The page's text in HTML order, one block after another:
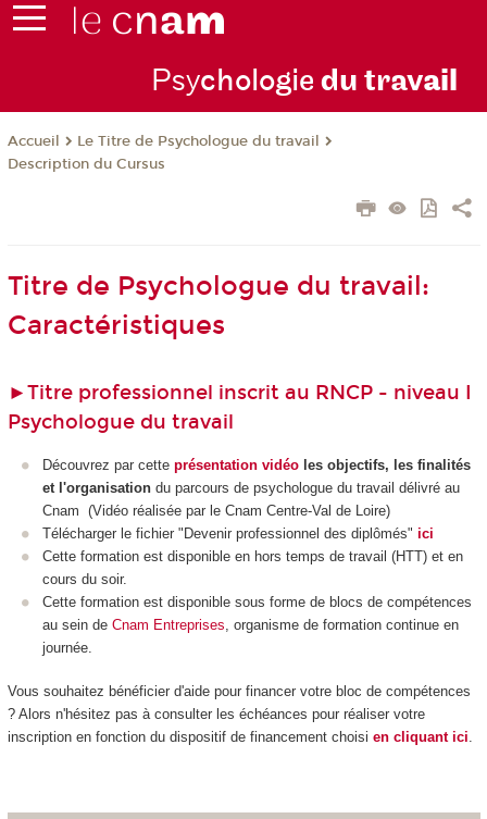
Psychologie du travail
Accueil
Le Titre de Psychologue du travail
Description du Cursus
Titre de Psychologue du travail:
Caractéristiques
►Titre professionnel inscrit au RNCP - niveau I
Psychologue du travail
Découvrez par cette présentation vidéo les objectifs, les finalités
et l'organisation du parcours de psychologue du travail délivré au
Cnam (Vidéo réalisée par le Cnam Centre-Val de Loire)
Télécharger le fichier "Devenir professionnel des diplômés" ici
Cette formation est disponible en hors temps de travail (HTT) et en
cours du soir.
Cette formation est disponible sous forme de blocs de compétences
au sein de Cnam Entreprises , organisme de formation continue en
journée.
Vous souhaitez bénéficier d'aide pour financer votre bloc de compétences
? Alors n'hésitez pas à consulter les échéances pour réaliser votre
inscription en fonction du dispositif de financement choisi en cliquant ici.